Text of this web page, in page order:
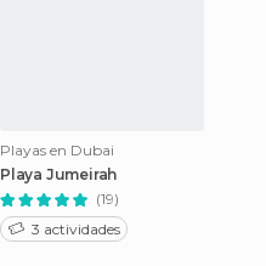
Playas en Dubai
Playa Jumeirah
(19)
3 actividades